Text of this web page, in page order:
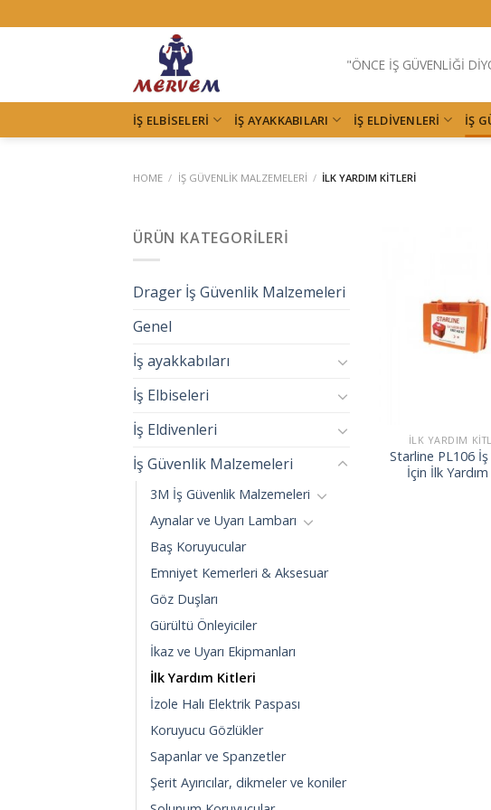
to
"ÖNCE İŞ GÜVENLİĞİ
İŞ ELBISELERI İŞ AYAKKABILARI İŞ ELDIVENLERI İŞ
HOME / İŞ GÜVENLIK MALZEMELERI / İLK YARDIM KITLERI
ÜRÜN KATEGORILERI
Drager İş Güvenlik Malzemeleri
Genel
İş ayakkabıları
İş Elbiseleri
İş Eldivenleri
İş Güvenlik Malzemeleri
3M İş Güvenlik Malzemeleri
Aynalar ve Uyarı Lambarı
Baş Koruyucular
Emniyet Kemerleri & Aksesuar
Göz Duşları
Gürültü Önleyiciler
İkaz ve Uyarı Ekipmanları
İlk Yardım Kitleri
İzole Halı Elektrik Paspası
Koruyucu Gözlükler
Sapanlar ve Spanzetler
Şerit Ayırıcılar, dikmeler ve koniler
İLK YARDIM
Starline PL106 İş
İçin İlk